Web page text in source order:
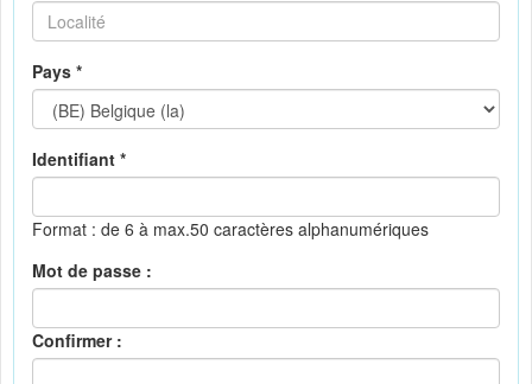
Pays *
Identifiant *
Format : de 6 à max.50 caractères alphanumériques
Mot de passe :
Confirmer :